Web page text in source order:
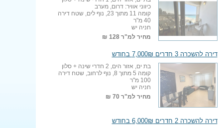
כיווני אוויר: דרום, מערב
קומה 11 מתוך 23, נוף לים, שטח דירה
40 מ"ר
חניה יש
מחיר למ"ר128 ₪
דירה להשכרה 3 חדרים 7,000₪ בחודש
בת ים, אזור הים, 2 חדרי שינה + סלון
קומה 5 מתוך 8, נוף לרחוב, שטח דירה
100 מ"ר
חניה יש
מחיר למ"ר 70 ₪
דירה להשכרה 2 חדרים 6,000₪ בחודש